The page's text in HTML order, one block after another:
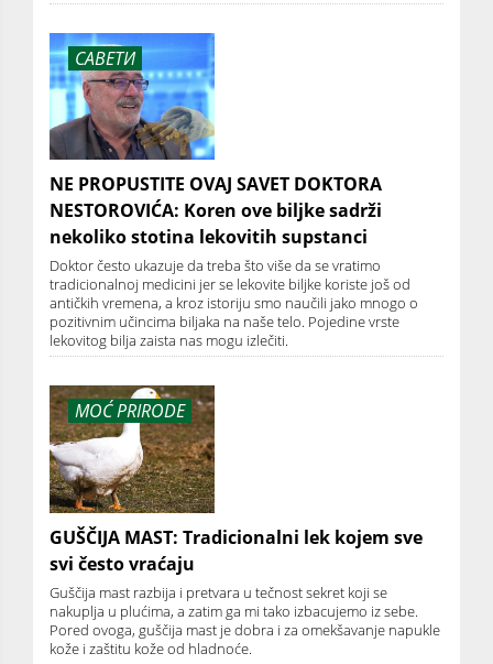
САВЕТИ
NE PROPUSTITE OVAJ SAVET DOKTORA
NESTOROVIĆA: Koren ove biljke sadrži
nekoliko stotina lekovitih supstanci
Doktor često ukazuje da treba što više da se vratimo
tradicionalnoj medicini jer se lekovite biljke koriste još od
antičkih vremena, a kroz istoriju smo naučili jako mnogo o
pozitivnim učincima biljaka na naše telo. Pojedine vrste
lekovitog bilja zaista nas mogu izlečiti.
MOĆ PRIRODE
GUŠČIJA MAST: Tradicionalni lek kojem sve
svi često vraćaju
Guščija mast razbija i pretvara u tečnost sekret koji se
nakuplja u plućima, a zatim ga mi tako izbacujemo iz sebe.
Pored ovoga, guščija mast je dobra i za omekšavanje napukle
kože i zaštitu kože od hladnoće.